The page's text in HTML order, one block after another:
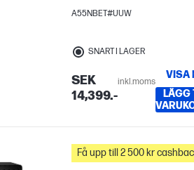
A55NBET#UUW
SNART I LAGER
SEK
14,399.-
inkl.moms
VISA
LÄGG
Få upp till 2 500 kr